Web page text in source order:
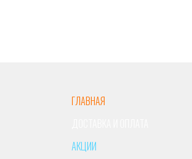
ГЛАВНАЯ
АКЦИИ